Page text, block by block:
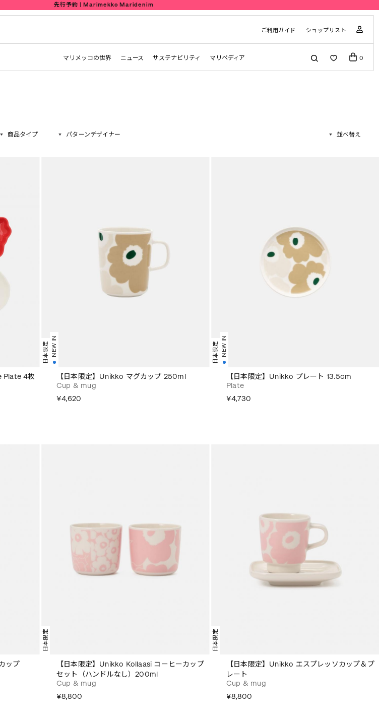
予約 | Marimekko Maridenim
ご利用ガイド ショップリスト
マリメッコの世界 ニュース サステナビリティ マリペディア 0
商品タイプ パターンデザイナー 並べ替え
Plate 4枚
日本限定NEW IN
【日本限定】Unikko マグカップ 250ml
Cup & mug
¥4,620
日本限定NEW IN
【日本限定】Unikko プレート 13.5cm
Plate
¥4,730
ップ
日本限定
【日本限定】Unikko Kollaasi コーヒーカップ
セット（ハンドルなし）200ml
Cup & mug
¥8,800
日本限定
【日本限定】Unikko エスプレッソカップ＆プ
レート
Cup & mug
¥8,800